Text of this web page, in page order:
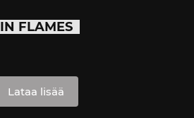
IN FLAMES
Lataa lisää